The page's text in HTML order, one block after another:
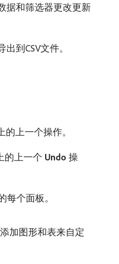
据和筛选器更改更新
出到CSV文件。
的上一个操作。
的上一个​ Undo ​操
每个面板。
加图形和表来自定